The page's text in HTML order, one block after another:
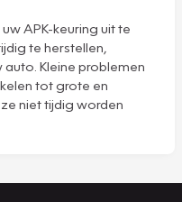
APK-keuring uit te
te herstellen,
Kleine problemen
tot grote en
niet tijdig worden